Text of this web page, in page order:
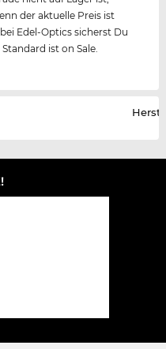
der aktuelle Preis ist
Edel-Optics sicherst Du
ist on Sale.